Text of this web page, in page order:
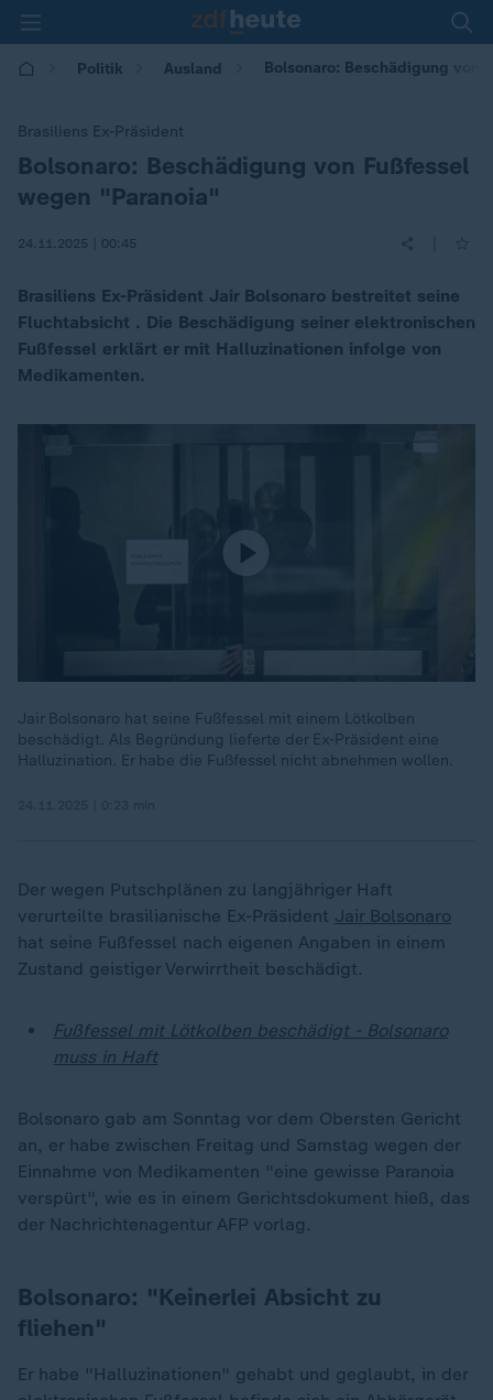
Politik Ausland Bolsonaro: Beschädigung von
Brasiliens Ex-Präsident
:Bolsonaro: Beschädigung von Fußfessel
wegen "Paranoia"
24.11.2025 | 00:45
Brasiliens Ex-Präsident Jair Bolsonaro bestreitet seine
Fluchtabsicht . Die Beschädigung seiner elektronischen
Fußfessel erklärt er mit Halluzinationen infolge von
Medikamenten.
Jair Bolsonaro hat seine Fußfessel mit einem Lötkolben
beschädigt. Als Begründung lieferte der Ex-Präsident eine
Halluzination. Er habe die Fußfessel nicht abnehmen wollen.
Der wegen Putschplänen zu langjähriger Haft
verurteilte brasilianische Ex-Präsident Jair Bolsonaro
hat seine Fußfessel nach eigenen Angaben in einem
Zustand geistiger Verwirrtheit beschädigt.
Fußfessel mit Lötkolben beschädigt - Bolsonaro
muss in Haft
Bolsonaro gab am Sonntag vor dem Obersten Gericht
an, er habe zwischen Freitag und Samstag wegen der
Einnahme von Medikamenten "eine gewisse Paranoia
verspürt", wie es in einem Gerichtsdokument hieß, das
der Nachrichtenagentur AFP vorlag.
Bolsonaro: "Keinerlei Absicht zu
fliehen"
Er habe "Halluzinationen" gehabt und geglaubt, in der